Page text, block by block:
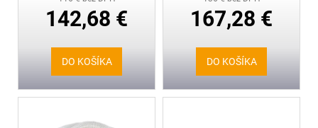
v
142,68 €
DO KOŠÍKA
167,28 €
DO KOŠÍKA
e
SRŠEŇ-2